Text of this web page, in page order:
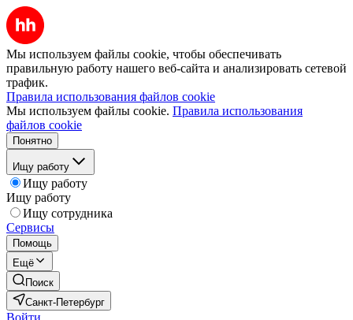
Мы используем файлы cookie, чтобы обеспечивать
правильную работу нашего веб-сайта и анализировать сетевой
трафик.
Правила использования файлов cookie
Мы используем файлы cookie. Правила использования
файлов cookie
Понятно
Ищу работу
Ищу работу
Ищу работу
Ищу сотрудника
Сервисы
Помощь
Ещё
Поиск
Санкт-Петербург
Войти